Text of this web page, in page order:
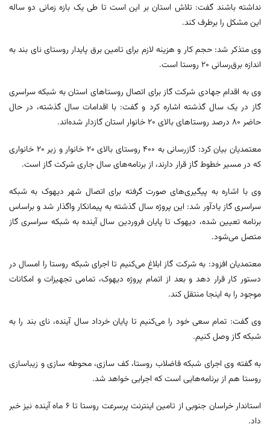
نداشته باشند گفت: تلاش استان بر این است تا طی یک بازه زمانی دو ساله
این مشکل را برطرف کند.
وی متذکر شد: حجم کار و هزینه لازم برای تامین برق پایدار روستای نای بند به
اندازه برق‌رسانی ۲۰ روستا است.
وی به اقدام جهادی شرکت گاز برای اتصال روستاهای استان به شبکه سراسری
گاز در یک سال گذشته اشاره کرد و گفت: با اقدامات سال گذشته، در حال
حاضر ۸۰ درصد روستاهای بالای ۲۰ خانوار استان گازدار شده‌اند.
معتمدیان بیان کرد: گازرسانی به ۴۰۰ روستای بالای ۲۰ خانوار و زیر ۲۰ خانواری
که در مسیر خطوط گاز قرار دارند، از برنامه‌های سال جاری شرکت گاز است.
وی با اشاره به پیگیری‌های صورت گرفته برای اتصال شهر دیهوک به شبکه
سراسری گاز یادآور شد: این پروژه سال گذشته به پیمانکار واگذار شد و براساس
برنامه تعیین شده، دیهوک تا پایان فروردین سال آینده به شبکه سراسری گاز
متصل می‌شود.
معتمدیان افزود: به شرکت گاز ابلاغ می‌کنیم تا اجرای شبکه روستا را امسال در
دستور کار قرار دهد و بعد از اتمام پروژه دیهوک، تمامی تجهیزات و امکانات
موجود را به اینجا منتقل کند.
وی گفت: تمام سعی خود را می‌کنیم تا پایان خرداد سال آینده، نای بند را به
شبکه گاز وصل کنیم.
به گفته وی اجرای شبکه فاضلاب روستا، کف سازی، محوطه سازی و زیباسازی
روستا هم از برنامه‌هایی است که اجرایی خواهد شد.
استاندار خراسان جنوبی از تامین اینترنت پرسرعت روستا تا ۶ ماه آینده نیز خبر
داد.